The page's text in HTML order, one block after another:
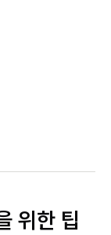
위한 팁